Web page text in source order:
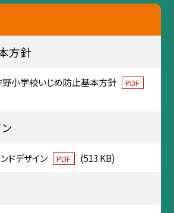
方針
小学校いじめ防止基本方針 PDF
ドデザイン PDF (513 KB)